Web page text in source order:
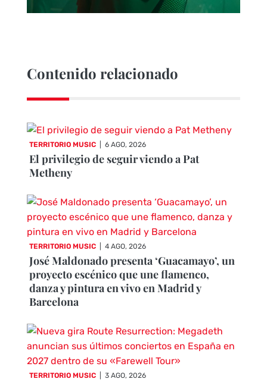
Contenido relacionado
TERRITORIO MUSIC 6 AGO, 2026
El privilegio de seguir viendo a Pat
Metheny
TERRITORIO MUSIC 4 AGO, 2026
José Maldonado presenta ‘Guacamayo’, un
proyecto escénico que une flamenco,
danza y pintura en vivo en Madrid y
Barcelona
TERRITORIO MUSIC 3 AGO, 2026